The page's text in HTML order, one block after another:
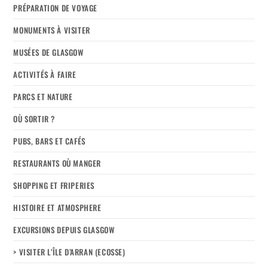
PRÉPARATION DE VOYAGE
MONUMENTS À VISITER
MUSÉES DE GLASGOW
ACTIVITÉS À FAIRE
PARCS ET NATURE
OÙ SORTIR ?
PUBS, BARS ET CAFÉS
RESTAURANTS OÙ MANGER
SHOPPING ET FRIPERIES
HISTOIRE ET ATMOSPHERE
EXCURSIONS DEPUIS GLASGOW
> VISITER L’ÎLE D’ARRAN (ECOSSE)